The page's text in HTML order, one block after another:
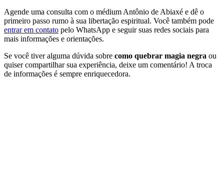
Agende uma consulta com o médium Antônio de Abiaxé e dê o
primeiro passo rumo à sua libertação espiritual. Você também pode
entrar em contato pelo WhatsApp e seguir suas redes sociais para
mais informações e orientações.
Se você tiver alguma dúvida sobre como quebrar magia negra ou
quiser compartilhar sua experiência, deixe um comentário! A troca
de informações é sempre enriquecedora.